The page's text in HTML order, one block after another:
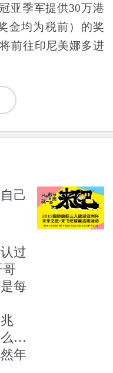
季军提供30万港
金均为税前）的奖
前往印尼美娜多进
己
过
哥
每
体
年